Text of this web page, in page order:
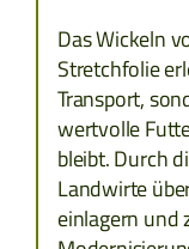
SERBIEN
Das Wickeln
Stretchfolie
Transport,
wertvolle
bleibt. Durch
Landwirte
einlagern und